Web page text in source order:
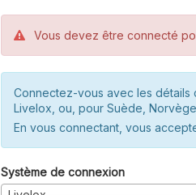
Vous devez être connecté
Connectez-vous avec les détails
Livelox, ou, pour Suède,
En vous connectant, vous
Système de connexion